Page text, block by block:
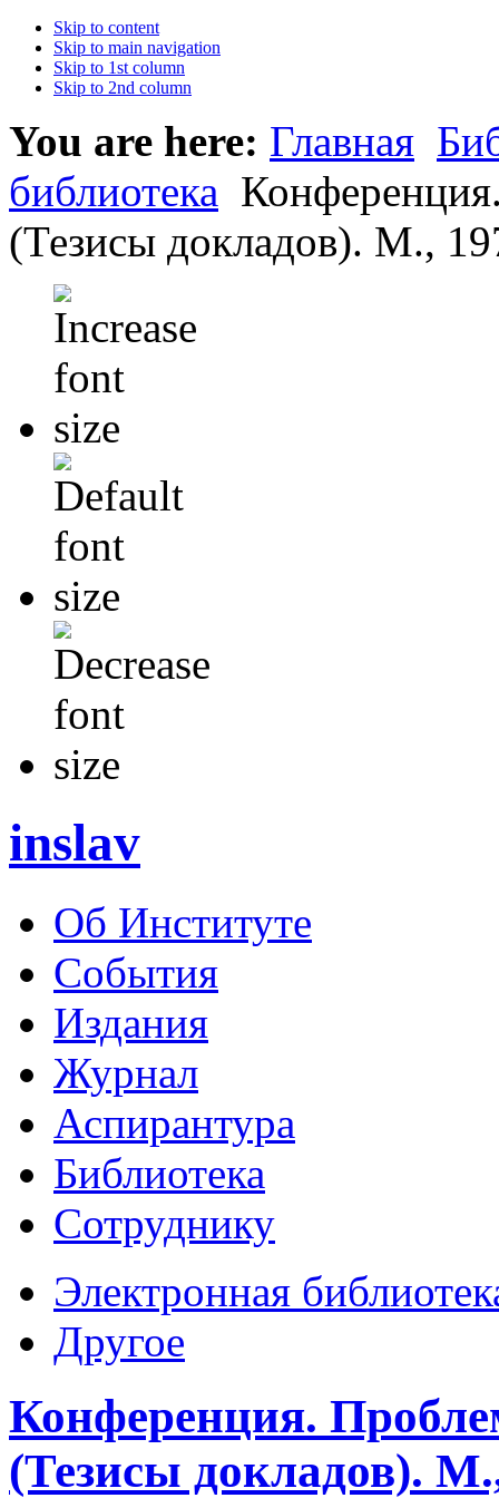
Skip to content
Skip to main navigation
Skip to 1st column
Skip to 2nd column
You are here: Главная
библиотека
(Тезисы докладов). М.,
inslav
Об Институте
События
Издания
Журнал
Аспирантура
Библиотека
Сотруднику
Электронная
Другое
Конференция.
(Тезисы докладов).